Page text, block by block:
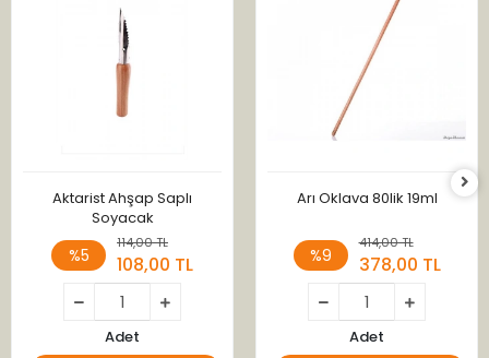
Aktarist Ahşap Saplı
Soyacak
%5
114,00 TL
108,00 TL
Adet
Arı Oklava 80lik 19ml
%9
414,00 TL
378,00 TL
Adet